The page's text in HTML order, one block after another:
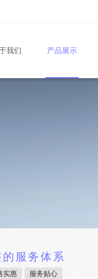
我们 产品展示
服务体系
实惠 服务贴心